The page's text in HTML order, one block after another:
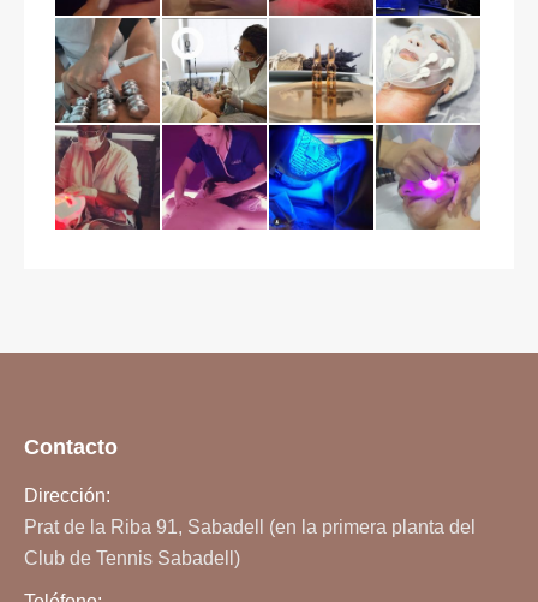
Contacto
Dirección:
Prat de la Riba 91, Sabadell (en la primera planta del
Club de Tennis Sabadell)